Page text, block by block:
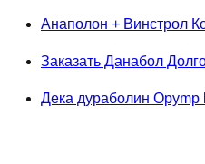
Анаполон + Винстрол
Заказать Данабол
Дека дураболин